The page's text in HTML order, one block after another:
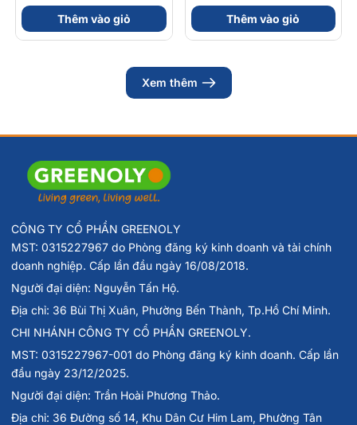
🌐Website: greenoly.vn
📩Email:contact@greenoly.vn
56gram 82kcal
Thêm vào giỏ
nhóm B (Hộp 30 Viên)
Thêm vào giỏ
Xem thêm
CÔNG TY CỔ PHẦN GREENOLY
MST: 0315227967 do Phòng đăng ký kinh doanh và tài chính
doanh nghiệp. Cấp lần đầu ngày 16/08/2018.
Người đại diện: Nguyễn Tấn Hộ.
Địa chỉ: 36 Bùi Thị Xuân, Phường Bến Thành, Tp.Hồ Chí Minh.
CHI NHÁNH CÔNG TY CỔ PHẦN GREENOLY.
MST: 0315227967-001 do Phòng đăng ký kinh doanh. Cấp lần
đầu ngày 23/12/2025.
Người đại diện: Trần Hoài Phương Thảo.
Địa chỉ: 36 Đường số 14, Khu Dân Cư Him Lam, Phường Tân